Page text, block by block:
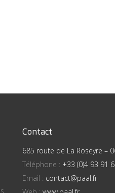
Contact
685 route de La Roseyre –
Téléphone : +33 (0)4 93 91
Email : contact@paal.fr